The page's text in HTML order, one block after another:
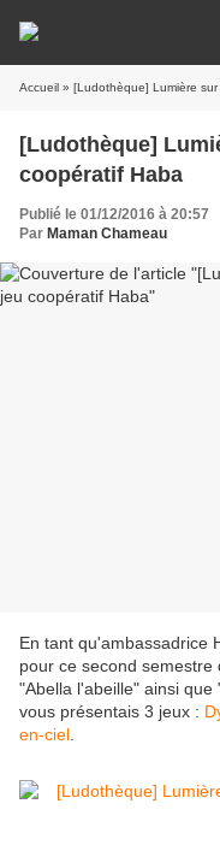
Accueil » [Ludothèque] Lumière
[Ludothèque]
coopératif Haba
Publié le 01/12/2016 à 20:57
Par Maman Chameau
En tant qu'ambassadrice
pour ce second
"Abella l'abeille" ainsi
vous présentais 3 jeux :
en-ciel